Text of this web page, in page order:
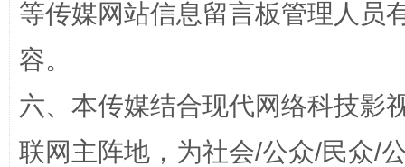
等传媒网站信息留言板管理人员
容。
六、本传媒结合现代网络科技影
联网主阵地，为社会/公众/民众/